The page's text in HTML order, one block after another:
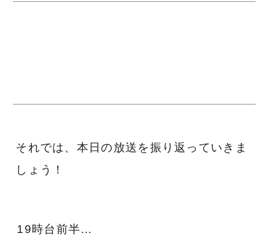
それでは、本日の放送を振り返っていきま
しょう！
19時台前半…